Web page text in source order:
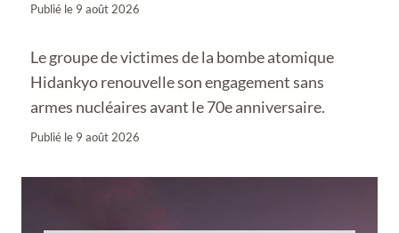
Publié le 9 août 2026
Le groupe de victimes de la bombe atomique
Hidankyo renouvelle son engagement sans
armes nucléaires avant le 70e anniversaire.
Publié le 9 août 2026